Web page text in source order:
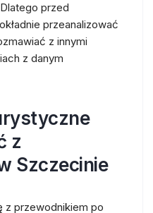
przed
przeanalizować
z innymi
z danym
z
Szczecinie
z przewodnikiem po